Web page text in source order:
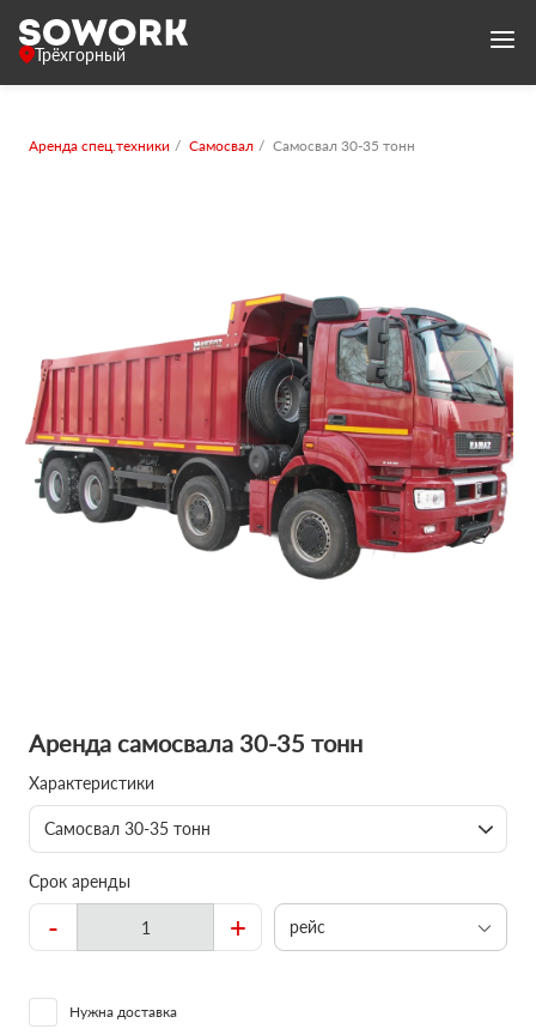
Трёхгорный
Аренда спец.техники Самосвал Самосвал 30-35 тонн
Аренда самосвала 30-35 тонн
Характеристики
Самосвал 30-35 тонн
Срок аренды
- + рейс
Нужна доставка